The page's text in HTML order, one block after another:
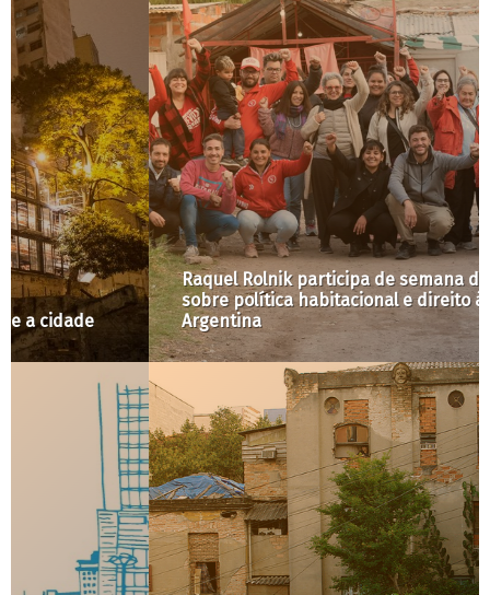
Raquel Rolnik participa de semana de debates
sobre política habitacional e direito à cidade na
Argentina